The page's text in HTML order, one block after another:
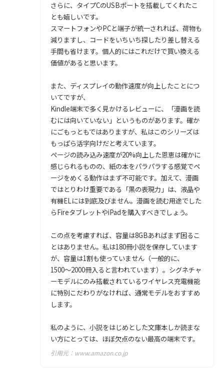
さらに、タイプCのUSBポートを搭載してくれたこ
とも嬉しいです。
スマートフォンやPCと端子が統一されれば、荷物も
減りますし、コードをいちいち探したり差し替える
手間も省けます。個人的にはこれだけで買い換える
価値があると思います。
また、ディスプレイの動作速度が向上したことにつ
いてですが、
Kindle端末で多く見かけるレビューに、「漫画を読
むには向いていない」というものがあります。確か
にごもっともではありますが、私はこのシリーズは
もっぱら活字向けだと考えています。
ページの読み込み速度が20%向上した恩恵は確かに
感じられるものの、紙の本をパラパラする感覚でペ
ージをめくる動作はまず不可能です。加えて、漫画
ではとりわけ重要である「黒の表現力」は、液晶や
有機ELには到底及びません。漫画を読む用途でした
らFireタブレットやiPadを購入すべきでしょう。
この点を考慮すれば、容量は8GBあればまず困るこ
とはありません。私は180冊小説を保存しています
が、容量は1割も使っていません（一般的に、
1500〜2000冊入ると言われています）。シグネチャ
ーモデルにのみ搭載されているワイヤレス充電機能
に特別こだわりがなければ、通常モデルをおすすめ
します。
私のように、小説をはじめとした文庫本しか読まな
い方にとっては、ほぼ欠点のない最高の端末です。
引用元： www.amazon.co.jp